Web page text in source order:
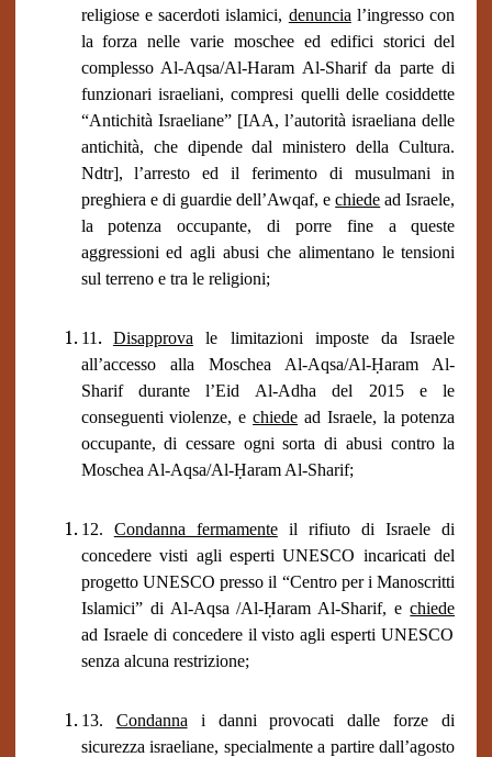
religiose e sacerdoti islamici, denuncia l’ingresso con
la forza nelle varie moschee ed edifici storici del
complesso Al-Aqsa/Al-Haram Al-Sharif da parte di
funzionari israeliani, compresi quelli delle cosiddette
“Antichità Israeliane” [IAA, l’autorità israeliana delle
antichità, che dipende dal ministero della Cultura.
Ndtr], l’arresto ed il ferimento di musulmani in
preghiera e di guardie dell’Awqaf, echiede ad Israele,
la potenza occupante, di porre fine a queste
aggressioni ed agli abusi che alimentano le tensioni
sul terreno e tra le religioni;
11 . Disapprova le limitazioni imposte da Israele
all’accesso alla Moschea Al-Aqsa/Al-Ḥaram Al-
Sharif durante l’Eid Al-Adha del 2015 e le
conseguenti violenze, echiede ad Israele, la potenza
occupante, di cessare ogni sorta di abusi contro la
Moschea Al-Aqsa/Al-Ḥaram Al-Sharif;
12. Condanna fermamenteil rifiuto di Israele di
concedere visti agli esperti UNESCO incaricati del
progetto UNESCO presso il “Centro per i Manoscritti
Islamici” di Al-Aqsa /Al-Ḥaram Al-Sharif, echiede
ad Israele di concedere il visto agli esperti UNESCO
senza alcuna restrizione;
13. Condanna i danni provocati dalle forze di
sicurezza israeliane, specialmente a partire dall’agosto